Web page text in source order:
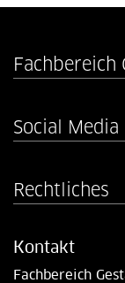
Fachbereich
Social Media
Rechtliches
Kontakt
Fachbereich